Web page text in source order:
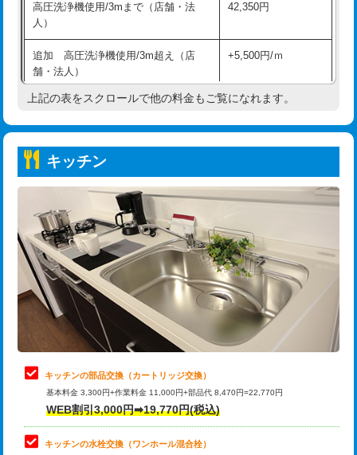
持込商品取付（混合水栓）
持込商品取付（浄水器・分岐水栓） 16,500円
持込商品取付（温水洗浄便座） 22,000円
持込商品取付（普通便座⇔温水洗浄便
22,000円
給水管工事※（ホール加工)
給水管工事※（バンド止め) 3,300円
給水管工事※（支持金具設置) 5,500円
給水管工事※（保温材使用（バンド止
め込み）)
5,500円
給水管工事※（土の掘削・埋め戻し作
11,000円
給水管工事※（塩ビ管（VP・HI）使
用/3ｍまで)
給水管工事※（塩ビ管（VP・HI）使
用（追加）/3ｍ超え)
高圧洗浄機使用/3mまで（店舗・法
人）
42,350円
追加 高圧洗浄機使用/3m超え（店
舗・法人）
+5,500円/ｍ
高度高圧洗浄換 現地調査
トーラー機使用/3mまで
追加トーラー機使用/3m超え +3,300円
カメラ調査 33,000円
桝清掃 8,800円
止水・漏水調査・防水処理・清掃・修
理・調整・分解・加工など（軽作業）
11,000円
止水・漏水調査・防水処理・清掃・修
理・調整・分解・加工など（中作業）
22,000円
止水・漏水調査・防水処理・清掃・修
理・調整・分解・加工など（重作業）
33,000円
お風呂タンク脱着
上記の表をスクロールで他の料金もご覧になれます。
キッチン
キッチンの部品交換（カートリッジ交換）
基本料金 3,300円+作業料金 11,000円+部品代 8,470円=22,770円
WEB割引3,000円➡19,770円(税込)
キッチンの水栓交換（ワンホール混合栓）